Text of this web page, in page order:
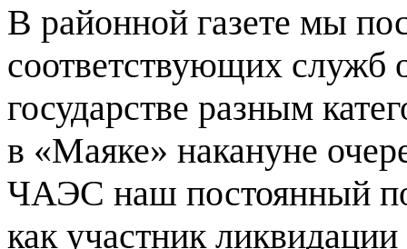
В районной газете мы
соответствующих служб
государстве разным
в «Маяке» накануне
ЧАЭС наш постоянный
как участник